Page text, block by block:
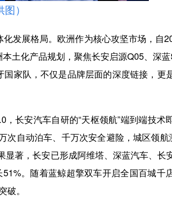
）
发展格局。欧洲作为核心攻坚市场，自
土化产品规划，聚焦长安启源Q05、深
家队，不仅是品牌层面的深度链接，更
长安汽车自研的“天枢领航”端到端技术
自动泊车、千万次安全避险，城区领
著，长安已形成阿维塔、深蓝汽车、长
。随着蓝鲸超擎双车开启全国百城千
。